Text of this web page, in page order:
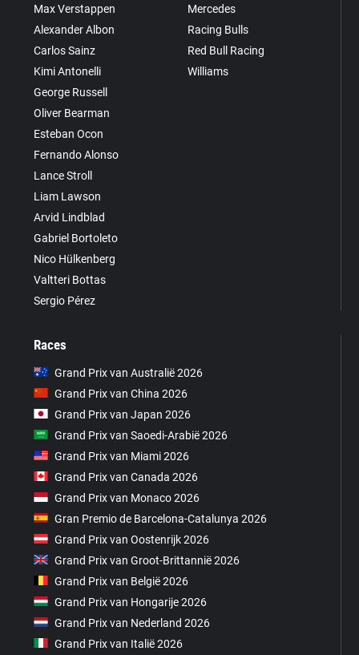
Max Verstappen
Alexander Albon
Carlos Sainz
Kimi Antonelli
George Russell
Oliver Bearman
Esteban Ocon
Fernando Alonso
Lance Stroll
Liam Lawson
Arvid Lindblad
Gabriel Bortoleto
Nico Hülkenberg
Valtteri Bottas
Sergio Pérez
Mercedes
Racing Bulls
Red Bull Racing
Williams
Races
Grand Prix van Australië 2026
Grand Prix van China 2026
Grand Prix van Japan 2026
Grand Prix van Saoedi-Arabië 2026
Grand Prix van Miami 2026
Grand Prix van Canada 2026
Grand Prix van Monaco 2026
Gran Premio de Barcelona-Catalunya 2026
Grand Prix van Oostenrijk 2026
Grand Prix van Groot-Brittannië 2026
Grand Prix van België 2026
Grand Prix van Hongarije 2026
Grand Prix van Nederland 2026
Grand Prix van Italië 2026